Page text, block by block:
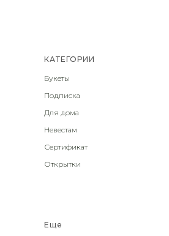
КАТЕГОРИИ
Букеты
Подписка
Для дома
Невестам
Сертификат
Открытки
Еще